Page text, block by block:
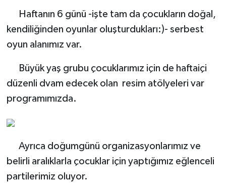
Haftanın 6 günü -işte tam da çocukların doğal,
kendiliğinden oyunlar oluşturdukları:)- serbest
oyun alanımız var.
Büyük yaş grubu çocuklarımız için de haftaiçi
düzenli dvam edecek olan resim atölyeleri var
programımızda.
Ayrıca doğumgünü organizasyonlarımız ve
belirli aralıklarla çocuklar için yaptığımız eğlenceli
partilerimiz oluyor.